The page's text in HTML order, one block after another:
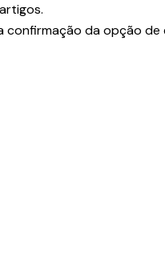
confirmação da opção